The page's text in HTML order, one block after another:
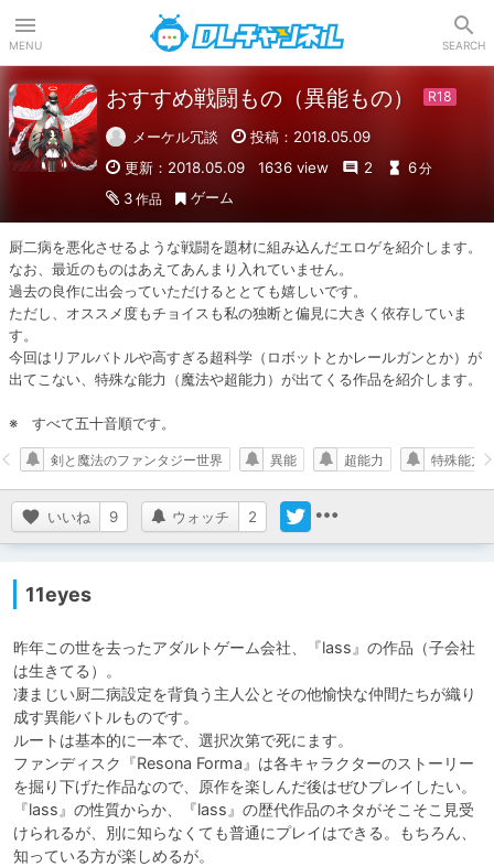
MENU SEARCH
おすすめ戦闘もの（異能もの）
メーケル冗談
投稿：2018.05.09
更新：2018.05.09
1636 view 2 6分
3 作品 ゲーム
厨二病を悪化させるような戦闘を題材に組み込んだエロゲを紹介します。
なお、最近のものはあえてあんまり入れていません。
過去の良作に出会っていただけるととても嬉しいです。
ただし、オススメ度もチョイスも私の独断と偏見に大きく依存していま
す。
今回はリアルバトルや高すぎる超科学（ロボットとかレールガンとか）が
出てこない、特殊な能力（魔法や超能力）が出てくる作品を紹介します。
※　すべて五十音順です。
いいね 9 ウォッチ 2
剣と魔法のファンタジー世界 異能 超能力 特殊能力
11eyes
昨年この世を去ったアダルトゲーム会社、『lass』の作品（子会社
は生きてる）。
凄まじい厨二病設定を背負う主人公とその他愉快な仲間たちが織り
成す異能バトルものです。
ルートは基本的に一本で、選択次第で死にます。
ファンディスク『Resona Forma』は各キャラクターのストーリー
を掘り下げた作品なので、原作を楽しんだ後はぜひプレイしたい。
『lass』の性質からか、『lass』の歴代作品のネタがそこそこ見受
けられるが、別に知らなくても普通にプレイはできる。もちろん、
知っている方が楽しめるが。